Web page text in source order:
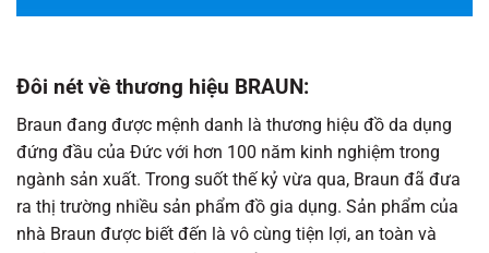
Đôi nét về thương hiệu BRAUN:
Braun đang được mệnh danh là thương hiệu đồ da dụng
đứng đầu của Đức với hơn 100 năm kinh nghiệm trong
ngành sản xuất. Trong suốt thế kỷ vừa qua, Braun đã đưa
ra thị trường nhiều sản phẩm đồ gia dụng. Sản phẩm của
nhà Braun được biết đến là vô cùng tiện lợi, an toàn và